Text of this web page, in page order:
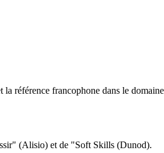
référence francophone dans le
(Alisio) et de "Soft Skills (Dunod).